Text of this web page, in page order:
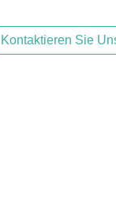
Kontaktieren Sie